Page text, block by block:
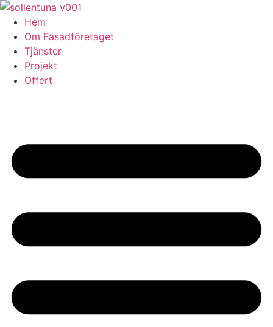
Skip
content
Hem
Om Fasadföretaget
Tjänster
Projekt
Offert